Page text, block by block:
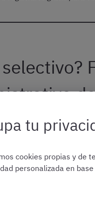
, el proceso
, que constará de
de 100 minutos
tu
cookies propias y de
personalizada en